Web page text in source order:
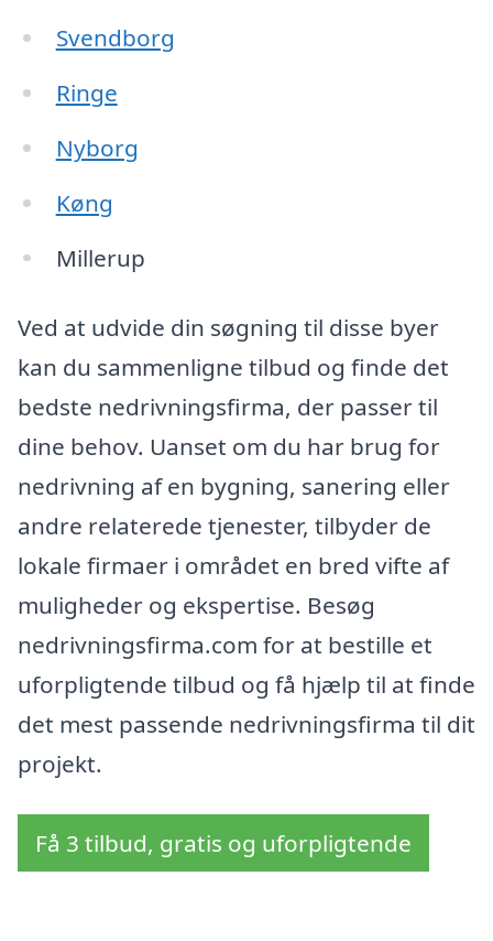
Svendborg
Ringe
Nyborg
Køng
Millerup
Ved at udvide din søgning til disse byer
kan du sammenligne tilbud og finde det
bedste nedrivningsfirma, der passer til
dine behov. Uanset om du har brug for
nedrivning af en bygning, sanering eller
andre relaterede tjenester, tilbyder de
lokale firmaer i området en bred vifte af
muligheder og ekspertise. Besøg
nedrivningsfirma.com for at bestille et
uforpligtende tilbud og få hjælp til at finde
det mest passende nedrivningsfirma til dit
projekt.
Få 3 tilbud, gratis og uforpligtende